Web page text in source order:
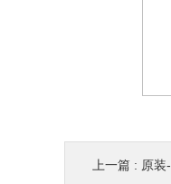
上一篇 : 原装-